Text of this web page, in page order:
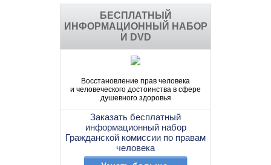
БЕСПЛАТНЫЙ
ИНФОРМАЦИОННЫЙ НАБОР
И DVD
Восстановление прав человека
и человеческого достоинства в сфере
душевного здоровья
Заказать бесплатный
информационный набор
Гражданской комиссии по правам
человека